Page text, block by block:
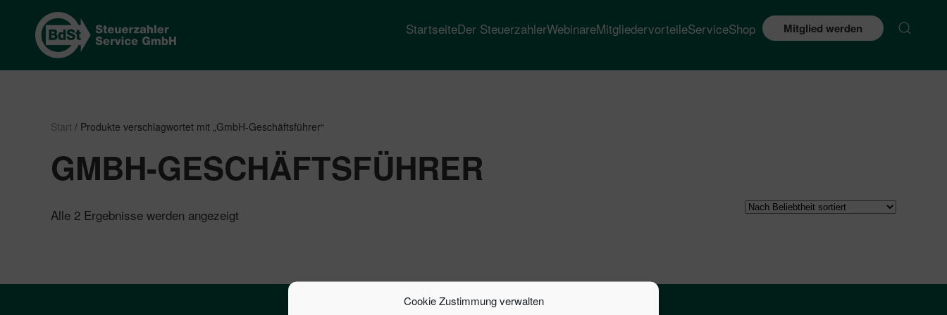
Cookie Zustimmung verwalten
StartseiteDer SteuerzahlerWebinareMitgliedervorteileServiceShop Mitglied werden
Start / Produkte verschlagwortet mit „GmbH-Geschäftsführer“
GMBH-GESCHÄFTSFÜHRER
Alle 2 Ergebnisse werden angezeigt